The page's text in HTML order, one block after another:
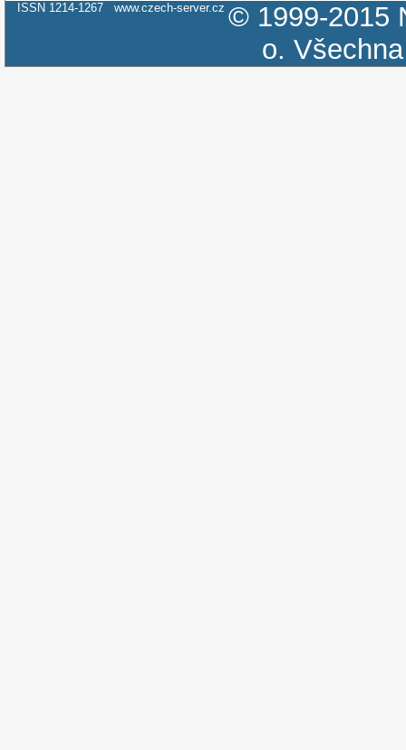
ISSN 1214-1267 www.czech-server.cz © 1999-2015
o.